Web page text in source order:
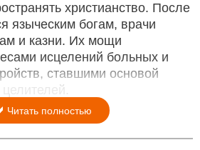
христианство. После
языческим богам, врачи
и казни. Их мощи
исцелений больных и
ставшими основой
Читать полностью